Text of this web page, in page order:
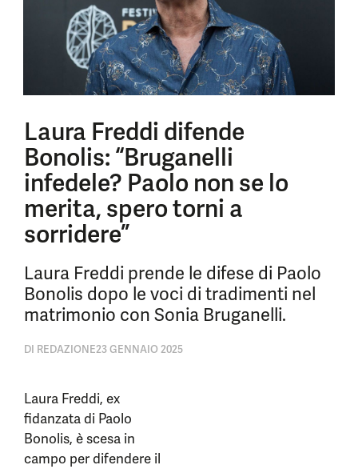
Laura Freddi difende
Bonolis: “Bruganelli
infedele? Paolo non se lo
merita, spero torni a
sorridere”
Laura Freddi prende le difese di Paolo
Bonolis dopo le voci di tradimenti nel
matrimonio con Sonia Bruganelli.
DI REDAZIONE23 GENNAIO 2025
Laura Freddi, ex
fidanzata di Paolo
Bonolis, è scesa in
campo per difendere il